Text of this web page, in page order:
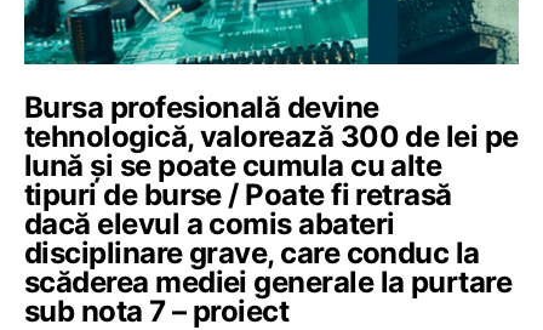
Bursa profesională devine
tehnologică, valorează 300 de lei pe
lună și se poate cumula cu alte
tipuri de burse / Poate fi retrasă
dacă elevul a comis abateri
disciplinare grave, care conduc la
scăderea mediei generale la purtare
sub nota 7 – proiect